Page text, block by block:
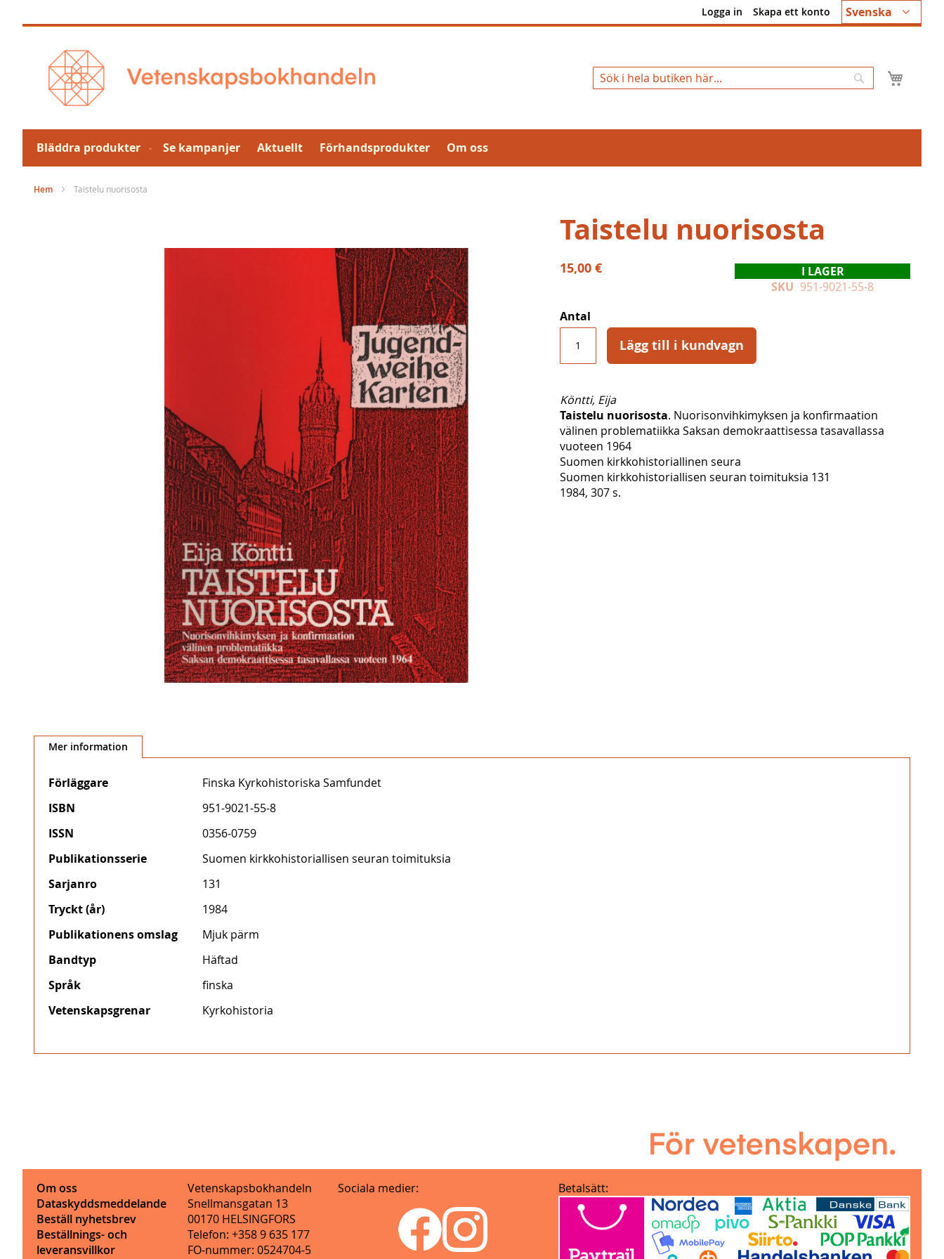
till
Språk
Svenska
Logga in Skapa ett konto
Sök
Bläddra produkter Se kampanjer Aktuellt Förhandsprodukter Om oss
Hem Taistelu nuorisosta
till
bildgalleriet
Taistelu nuorisosta
15,00 €
I LAGER
SKU 951-9021-55-8
Antal
Lägg till i kundvagn
Köntti, Eija
Taistelu nuorisosta. Nuorisonvihkimyksen ja konfirmaation
välinen problematiikka Saksan demokraattisessa tasavallassa
vuoteen 1964
Suomen kirkkohistoriallinen seura
Suomen kirkkohistoriallisen seuran toimituksia 131
1984, 307 s.
Mer information
Mer
information
Förläggare
Finska Kyrkohistoriska Samfundet
ISBN
951-9021-55-8
ISSN
0356-0759
Publikationsserie
Suomen kirkkohistoriallisen seuran toimituksia
Sarjanro
131
Tryckt (år)
1984
Publikationens omslag
Mjuk pärm
Bandtyp
Häftad
Språk
finska
Vetenskapsgrenar
Kyrkohistoria
Om oss
Dataskyddsmeddelande
Beställ nyhetsbrev
Beställnings- och
leveransvillkor
Vetenskapsbokhandeln
Snellmansgatan 13
00170 HELSINGFORS
Telefon: +358 9 635 177
FO-nummer: 0524704-5
Sociala medier: Betalsätt: